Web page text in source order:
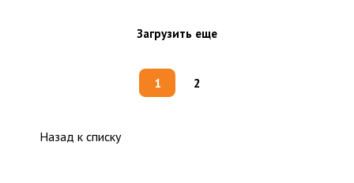
Загрузить еще
1 2
Назад к списку